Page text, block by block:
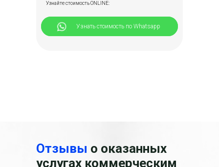
⠀⠀⠀⠀Узнать стоимость по Whatsapp
Узнайте стоимость ONLINE:
Отзывы о оказанных
услугах коммерческим